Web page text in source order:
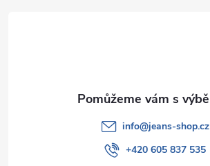
info@jeans-shop.cz
+420 605 837 535